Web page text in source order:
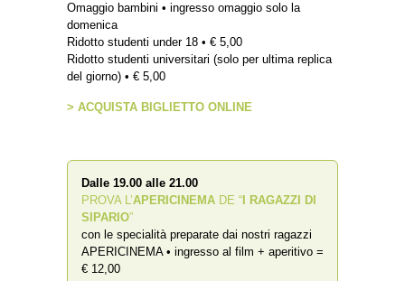
Omaggio bambini • ingresso omaggio solo la
domenica
Ridotto studenti under 18 • € 5,00
Ridotto studenti universitari (solo per ultima replica
del giorno) • € 5,00
> ACQUISTA BIGLIETTO ONLINE
Dalle 19.00 alle 21.00
PROVA L’APERICINEMA DE “ I RAGAZZI DI
SIPARIO”
con le specialità preparate dai nostri ragazzi
APERICINEMA • ingresso al film + aperitivo =
€ 12,00